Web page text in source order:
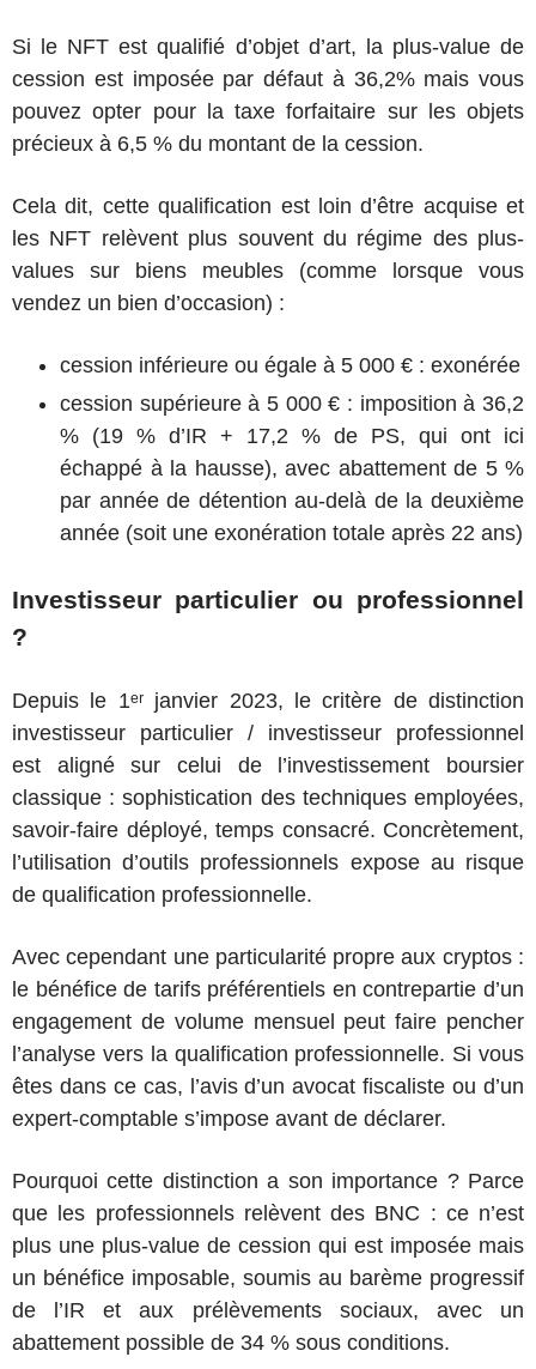
Si le NFT est qualifié d’objet d’art, la plus-value de
cession est imposée par défaut à 36,2% mais vous
pouvez opter pour la taxe forfaitaire sur les objets
précieux à 6,5 % du montant de la cession.
Cela dit, cette qualification est loin d’être acquise et
les NFT relèvent plus souvent du régime des plus-
values sur biens meubles (comme lorsque vous
vendez un bien d’occasion) :
cession inférieure ou égale à 5 000 € : exonérée
cession supérieure à 5 000 € : imposition à 36,2
% (19 % d’IR + 17,2 % de PS, qui ont ici
échappé à la hausse), avec abattement de 5 %
par année de détention au-delà de la deuxième
année (soit une exonération totale après 22 ans)
Investisseur particulier ou professionnel
?
Depuis le 1ᵉʳ janvier 2023, le critère de distinction
investisseur particulier / investisseur professionnel
est aligné sur celui de l’investissement boursier
classique : sophistication des techniques employées,
savoir-faire déployé, temps consacré. Concrètement,
l’utilisation d’outils professionnels expose au risque
de qualification professionnelle.
Avec cependant une particularité propre aux cryptos :
le bénéfice de tarifs préférentiels en contrepartie d’un
engagement de volume mensuel peut faire pencher
l’analyse vers la qualification professionnelle. Si vous
êtes dans ce cas, l’avis d’un avocat fiscaliste ou d’un
expert-comptable s’impose avant de déclarer.
Pourquoi cette distinction a son importance ? Parce
que les professionnels relèvent des BNC : ce n’est
plus une plus-value de cession qui est imposée mais
un bénéfice imposable, soumis au barème progressif
de l’IR et aux prélèvements sociaux, avec un
abattement possible de 34 % sous conditions.